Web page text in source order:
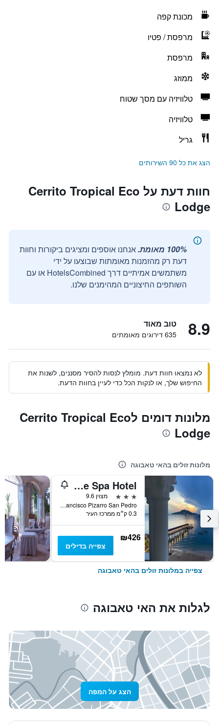
מכונת קפה
מרפסת / פטיו
מרפסת
ממוזג
טלוויזיה עם מסך שטוח
טלוויזיה
גריל
הצג את כל 90 השירותים
חוות דעת על Cerrito Tropical Eco
Lodge
100% מאומת.
אנחנו אוספים ומציגים ביקורות וחוות
דעת רק מהזמנות מאומתות שבוצעו על ידי
משתמשים אמיתיים דרך HotelsCombined או עם
השותפים החיצוניים המהימנים שלנו.
8.9 טוב מאוד
635 דירוגים מאומתים
לא נמצאו חוות דעת. מומלץ לנסות להסיר מסננים, לשנות את
החיפוש שלך, או לנקות הכל כדי לעיין בחוות הדעת.
מלונות דומים לCerrito Tropical Eco
Lodge
מלונות זולים בהאי טאבוגה
Taboga Palace Spa Hotel
3 כוכבים
מצוין 9.6
Calle Francisco Pizarro San Pedro, האי טאבוגה, פנמה
0.3 ק״מ ממרכז העיר
₪426
צפייה בדילים
צפייה במלונות זולים בהאי טאבוגה
לגלות את האי טאבוגה
הצג על המפה